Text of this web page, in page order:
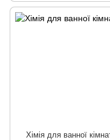
Хімія для ванної